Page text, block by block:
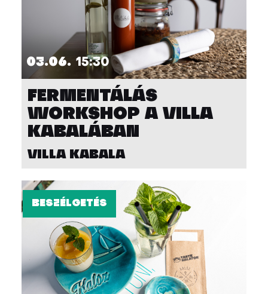
03.06. 15:30
FERMENTÁLÁS
WORKSHOP A VILLA
KABALÁBAN
VILLA KABALA
BESZÉLGETÉS